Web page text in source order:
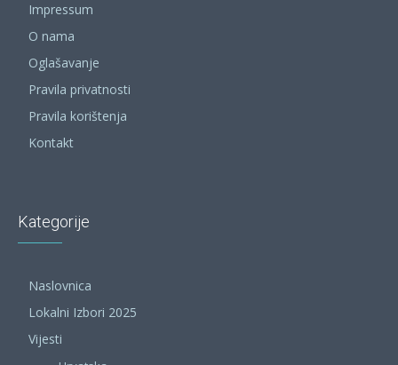
Impressum
O nama
Oglašavanje
Pravila privatnosti
Pravila korištenja
Kontakt
Kategorije
Naslovnica
Lokalni Izbori 2025
Vijesti